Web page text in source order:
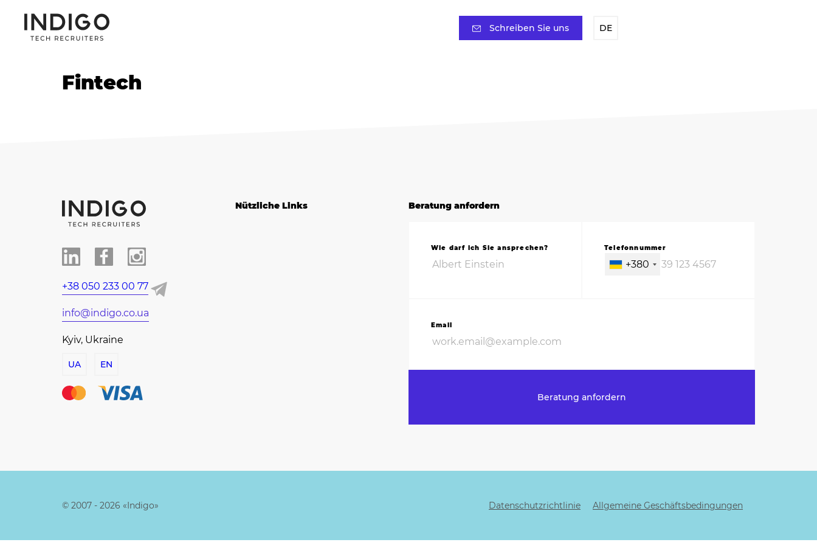
Schreiben Sie uns DE
Fintech
+38 050 233 00 77
info@indigo.co.ua
Kyiv, Ukraine
UA EN
Nützliche Links Beratung anfordern
Wie darf ich Sie ansprechen? Telefonnummer
+380
Email
Beratung anfordern
© 2007 - 2026 «Indigo» Datenschutzrichtlinie Allgemeine Geschäftsbedingungen